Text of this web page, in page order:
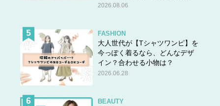
2026.08.06
FASHION
大人世代が【Tシャツワンピ】を
今っぽく着るなら、どんなデザ
イン？合わせる小物は？
2026.06.28
BEAUTY